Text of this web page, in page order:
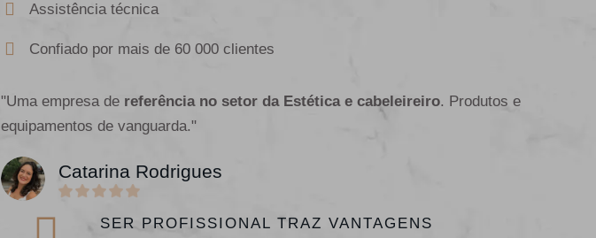
Assistência técnica
Confiado por mais de 60 000 clientes
"Uma empresa de referência no setor da Estética e cabeleireiro. Produtos e
equipamentos de vanguarda."
Catarina Rodrigues
SER PROFISSIONAL TRAZ VANTAGENS